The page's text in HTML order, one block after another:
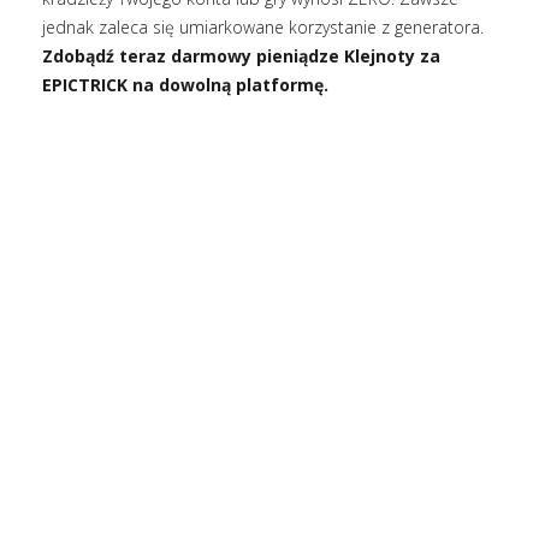
jednak zaleca się umiarkowane korzystanie z generatora.
Zdobądź teraz darmowy pieniądze Klejnoty za
EPICTRICK na dowolną platformę.